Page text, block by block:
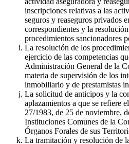
inscripciones relativas a las
seguros y reaseguros privados
correspondientes y la
procedimientos sancionadores
La resolución de los
ejercicio de las competencias
Administración General de la
materia de supervisión de los
inmobiliario y de prestamistas
La solicitud de anticipos y la
aplazamientos a que se refiere
27/1983, de 25 de noviembre,
Instituciones Comunes de la
Órganos Forales de sus
La tramitación y resolución de